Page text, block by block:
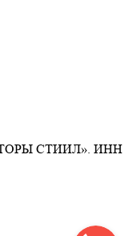
СТИИЛ». ИНН